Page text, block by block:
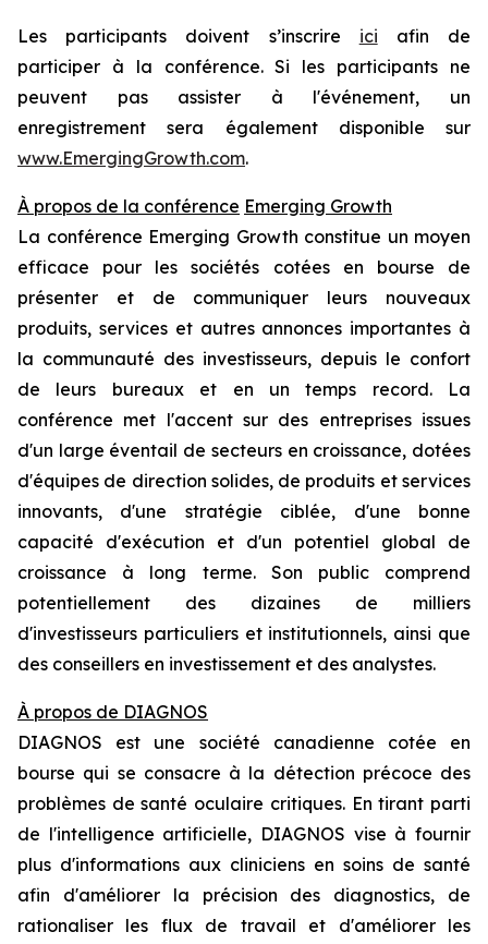
Les participants doivent s’inscrire ici afin de
participer à la conférence. Si les participants ne
peuvent pas assister à l'événement, un
enregistrement sera également disponible sur
www.EmergingGrowth.com.
À propos de la conférence Emerging Growth
La conférence Emerging Growth constitue un moyen
efficace pour les sociétés cotées en bourse de
présenter et de communiquer leurs nouveaux
produits, services et autres annonces importantes à
la communauté des investisseurs, depuis le confort
de leurs bureaux et en un temps record. La
conférence met l'accent sur des entreprises issues
d'un large éventail de secteurs en croissance, dotées
d'équipes de direction solides, de produits et services
innovants, d'une stratégie ciblée, d'une bonne
capacité d'exécution et d'un potentiel global de
croissance à long terme. Son public comprend
potentiellement des dizaines de milliers
d'investisseurs particuliers et institutionnels, ainsi que
des conseillers en investissement et des analystes.
À propos de DIAGNOS
DIAGNOS est une société canadienne cotée en
bourse qui se consacre à la détection précoce des
problèmes de santé oculaire critiques. En tirant parti
de l'intelligence artificielle, DIAGNOS vise à fournir
plus d'informations aux cliniciens en soins de santé
afin d'améliorer la précision des diagnostics, de
rationaliser les flux de travail et d'améliorer les